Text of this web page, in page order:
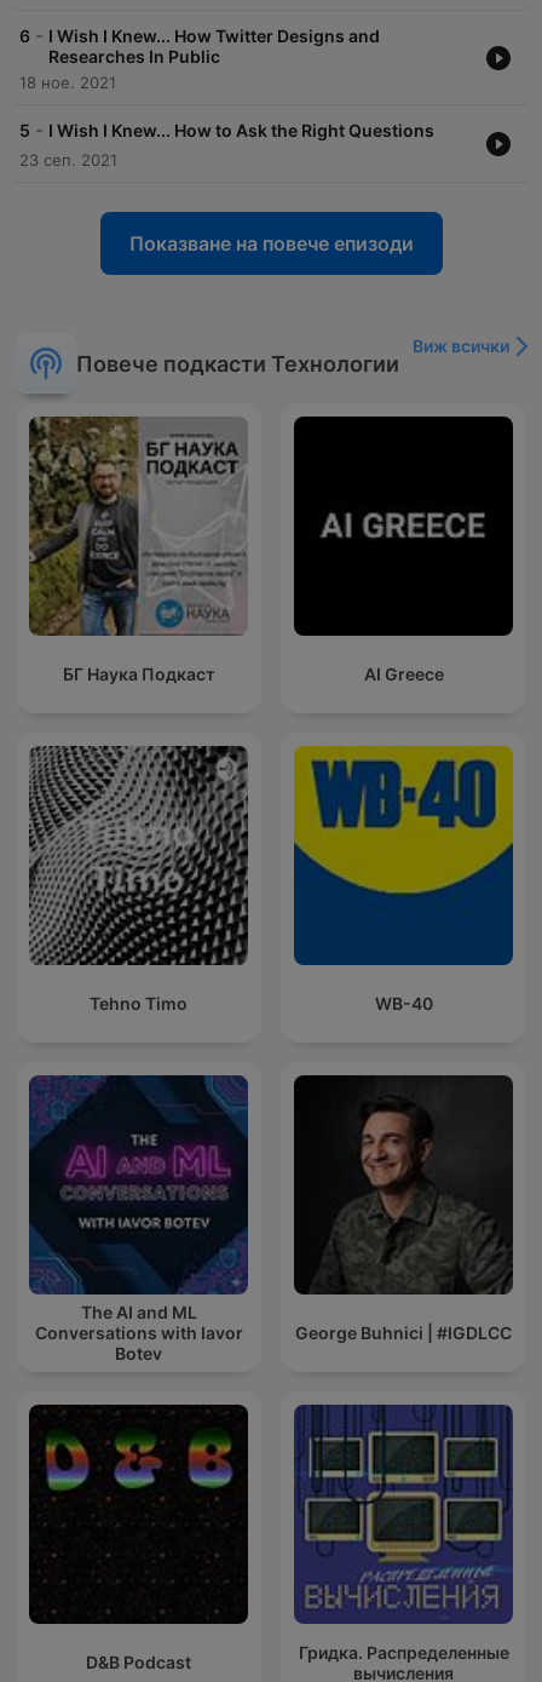
6 - I Wish I Knew... How Twitter Designs and
Researches In Public
18 ное. 2021
5 - I Wish I Knew... How to Ask the Right Questions
23 сеп. 2021
Показване на повече епизоди
Повече подкасти Технологии
Виж всички
БГ Наука Подкаст AI Greece
Tehno Timo WB-40
The AI and ML
Conversations with Iavor
Botev
George Buhnici | #IGDLCC
D&B Podcast
Гридка. Распределенные
вычисления